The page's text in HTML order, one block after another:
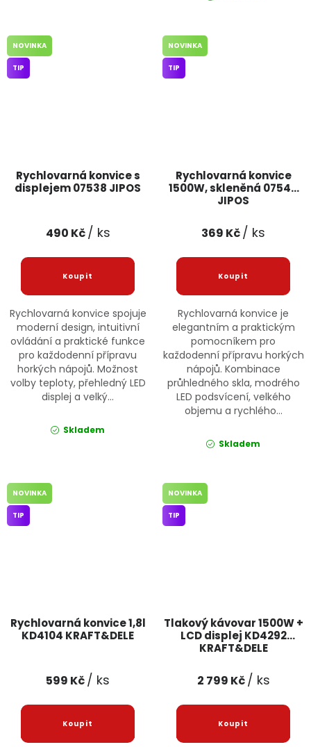
Rychlovarná konvice s
displejem 07538 JIPOS
NOVINKA
TIP
490 Kč/ ks
Rychlovarná konvice spojuje
moderní design, intuitivní
ovládání a praktické funkce
pro každodenní přípravu
horkých nápojů. Možnost
volby teploty, přehledný LED
displej a velký...
Skladem
Rychlovarná konvice
1500W, skleněná 07540
JIPOS
NOVINKA
TIP
369 Kč/ ks
Rychlovarná konvice je
elegantním a praktickým
pomocníkem pro
každodenní přípravu horkých
nápojů. Kombinace
průhledného skla, modrého
LED podsvícení, velkého
objemu a rychlého...
Skladem
Rychlovarná konvice 1,8l
KD4104 KRAFT&DELE
NOVINKA
TIP
599 Kč/ ks
Tlakový kávovar 1500W +
LCD displej KD4292
KRAFT&DELE
NOVINKA
TIP
2 799 Kč/ ks